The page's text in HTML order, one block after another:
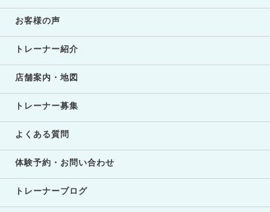
お客様の声
トレーナー紹介
店舗案内・地図
トレーナー募集
よくある質問
体験予約・お問い合わせ
トレーナーブログ